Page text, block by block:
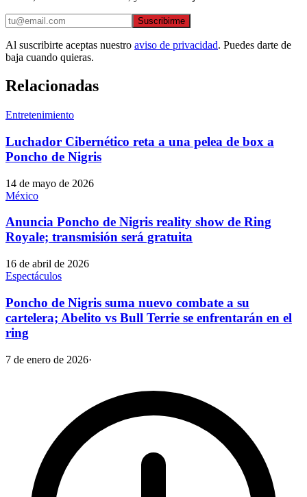
Suscribirme
Al suscribirte aceptas nuestro aviso de privacidad. Puedes darte de
baja cuando quieras.
Relacionadas
Entretenimiento
Luchador Cibernético reta a una pelea de box a
Poncho de Nigris
14 de mayo de 2026
México
Anuncia Poncho de Nigris reality show de Ring
Royale; transmisión será gratuita
16 de abril de 2026
Espectáculos
Poncho de Nigris suma nuevo combate a su
cartelera; Abelito vs Bull Terrie se enfrentarán en el
ring
7 de enero de 2026·